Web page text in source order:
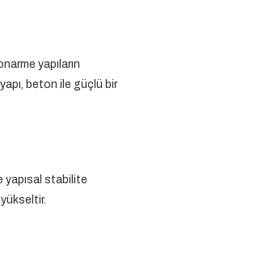
yapıların
beton ile güçlü bir
yapısal stabilite